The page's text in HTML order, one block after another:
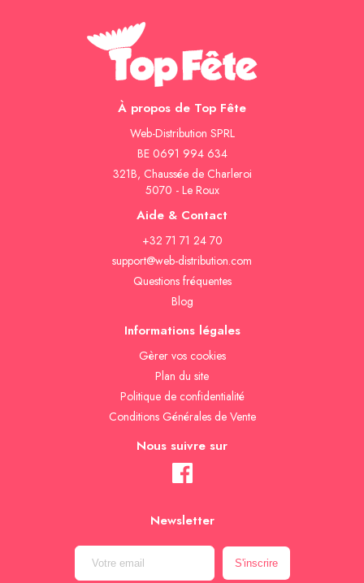
À propos de Top Fête
Web-Distribution SPRL
BE 0691 994 634
321B, Chaussée de Charleroi
5070 - Le Roux
Aide & Contact
+32 71 71 24 70
support@web-distribution.com
Questions fréquentes
Blog
Informations légales
Gèrer vos cookies
Plan du site
Politique de confidentialité
Conditions Générales de Vente
Nous suivre sur
Newsletter